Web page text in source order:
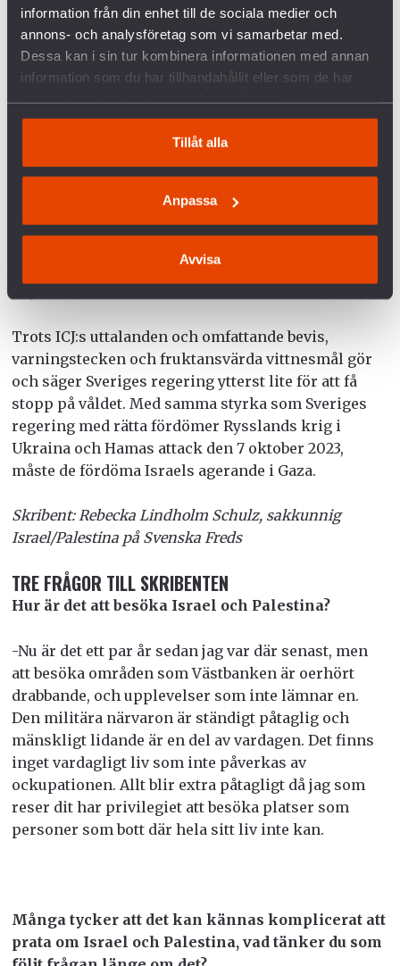
information från din enhet till de sociala medier och
annons- och analysföretag som vi samarbetar med.
Dessa kan i sin tur kombinera informationen med annan
information som du har tillhandahållit eller som de har
Tillåt alla
Anpassa
Avvisa
Varför är det viktigt att Sverige tydligt fördömer
det som sker?
kvinnor och män. Det är en hänsynslös attack på
likgiltighet inför krigets lagar när de behövs allra
mest. Att dessa gränser passeras utan massiva
påtryckningar från omvärlden är en farlig
tilltron till krigets lagar. Lagar som finns till för att
Trots ICJ:s uttalanden och omfattande bevis,
varningstecken och fruktansvärda vittnesmål gör
och säger Sveriges regering ytterst lite för att få
stopp på våldet. Med samma styrka som Sveriges
regering med rätta fördömer Rysslands krig i
Ukraina och Hamas attack den 7 oktober 2023,
måste de fördöma Israels agerande i Gaza.
Skribent:Rebecka Lindholm Schulz, sakkunnig
Israel/Palestina på Svenska Freds
TRE FRÅGOR TILL SKRIBENTEN
Hur är det att besöka Israel och Palestina?
-Nu är det ett par år sedan jag var där senast, men
att besöka områden som Västbanken är oerhört
drabbande, och upplevelser som inte lämnar en.
Den militära närvaron är ständigt påtaglig och
mänskligt lidande är en del av vardagen. Det finns
inget vardagligt liv som inte påverkas av
ockupationen. Allt blir extra påtagligt då jag som
reser dit har privilegiet att besöka platser som
personer som bott där hela sitt liv inte kan.
Många tycker att det kan kännas komplicerat att
prata om Israel och Palestina, vad tänker du som